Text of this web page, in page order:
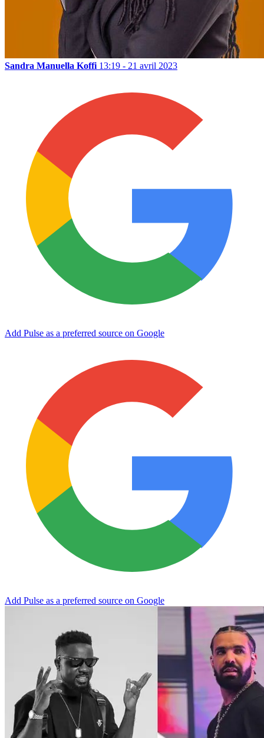
Sandra Manuella Koffi 13:19 - 21 avril 2023
Add Pulse as a preferred source on Google
Add Pulse as a preferred source on Google